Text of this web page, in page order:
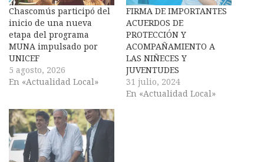
Chascomús participó del
inicio de una nueva
etapa del programa
MUNA impulsado por
UNICEF
5 agosto, 2026
En «Actualidad Local»
FIRMA DE IMPORTANTES
ACUERDOS DE
PROTECCIÓN Y
ACOMPAÑAMIENTO A
LAS NIÑECES Y
JUVENTUDES
31 julio, 2024
En «Actualidad Local»